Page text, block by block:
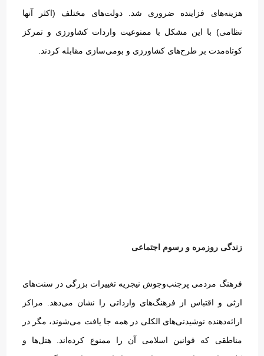
هزینه‌های فزاینده ضروری شد.دولت‌های مختلف (اکثر آنها
نظامی) با این مشکل با ممنوعیت واردات کشاورزی و تمرکز
کوتاه‌مدت بر طرح‌های کشاورزی و بومی‌سازی مقابله کردند.
زندگی روزمره و رسوم اجتماعی
فرهنگ مردمی پرجنب‌وجوش نیجریه تغییرات بزرگی در سنت‌های
ارثی و اقتباس از فرهنگ‌های وارداتی را نشان می‌دهد
مراکز
ارائه‌دهنده نوشیدنی‌های الکلی در همه جا یافت می‌شوند، مگر در
مناطقی که قوانین اسلامی آن را ممنوع کرده‌اند
.هتل‌ها و